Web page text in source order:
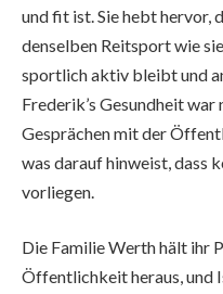
und fit ist. Sie hebt hervor,
denselben Reitsport wie
sportlich aktiv bleibt und
Frederik’s Gesundheit war
Gesprächen mit der
was darauf hinweist, dass
vorliegen.
Die Familie Werth hält ihr
Öffentlichkeit heraus, und